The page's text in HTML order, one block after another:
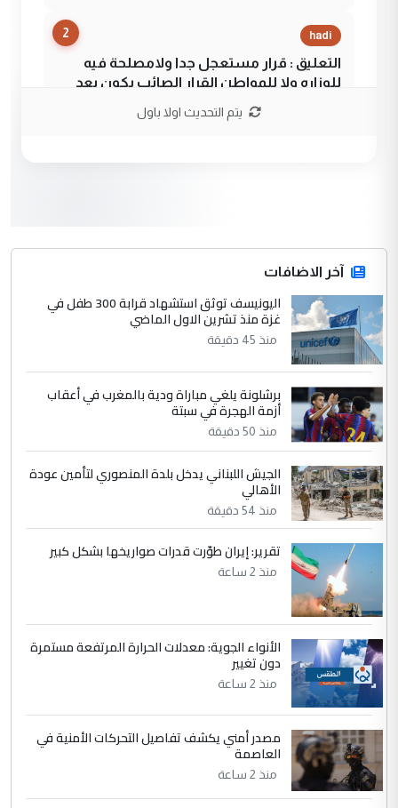
2 hadi
التعليق : قرار مستعجل جدا ولامصلحة فيه
للوزاره ولا للمواطن القرار الصائب يكون بعد
جنسية الرافد الثالث للعراق ومن اصول عريقة
ابا فرات ...
الموضوع :
الجواهري يرد على صدام حسين سل
مضجعيك يابن الزنا (نص كامل)
4 سردار
التعليق : واحد من عصابة علي ماما يسقط
جنسية الرافد الثالث للعراق ومن اصول عريقة
ابا فرات ...
الموضوع :
الجواهري يرد على صدام حسين سل
مضجعيك يابن الزنا (نص كامل)
التعليق : تحياتي لك استاذ حامدتركان. كلام
دقيق ومسؤول؛ فالاستثمار الحقيقي للإنسان
وثروات البلد يعتمد على الكفاءة ...
الموضوع :
بين الإهمال واغتصاب الأرض.. بلاد
الرافدين تعاني الجفاف والتصحر!!
يتم التحديث اولا باول
آخر الاضافات
اليونيسف توثق استشهاد قرابة 300 طفل في
غزة منذ تشرين الاول الماضي
منذ 45 دقيقة
برشلونة يلغي مباراة ودية بالمغرب في أعقاب
أزمة الهجرة في سبتة
منذ 50 دقيقة
الجيش اللبناني يدخل بلدة المنصوري لتأمين عودة
الأهالي
منذ 54 دقيقة
تقرير: إيران طوّرت قدرات صواريخها بشكل كبير
منذ 2 ساعة
الأنواء الجوية: معدلات الحرارة المرتفعة مستمرة
دون تغيير
منذ 2 ساعة
مصدر أمني يكشف تفاصيل التحركات الأمنية في
العاصمة
منذ 2 ساعة